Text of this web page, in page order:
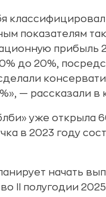
показателям
прибыль
до 20%,
— рассказали в
уже открыла
в 2023 году
начать
II полугодии